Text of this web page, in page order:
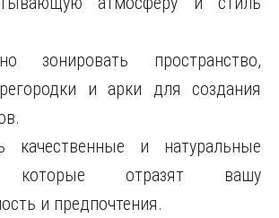
зонировать пространство,
и арки для создания
качественные и натуральные
которые отразят вашу
и предпочтения.